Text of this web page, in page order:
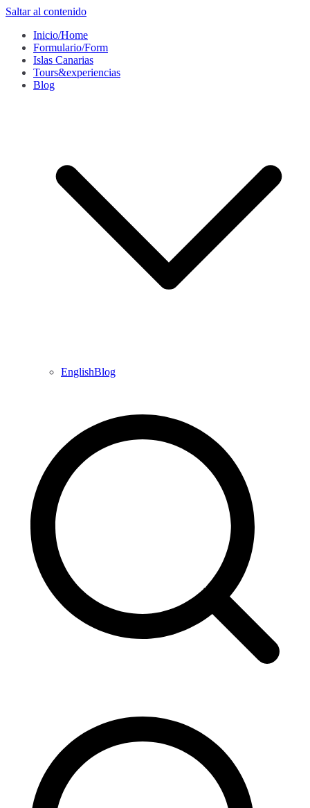
Saltar al contenido
Inicio/Home
Formulario/Form
Islas Canarias
Tours&experiencias
Blog
EnglishBlog